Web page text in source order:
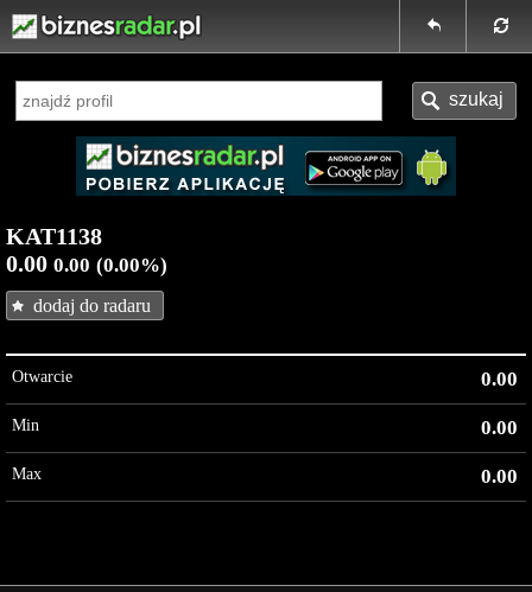
KAT1138
0.00 0.00 (0.00%)
dodaj do radaru
Otwarcie 0.00
Min 0.00
Max 0.00